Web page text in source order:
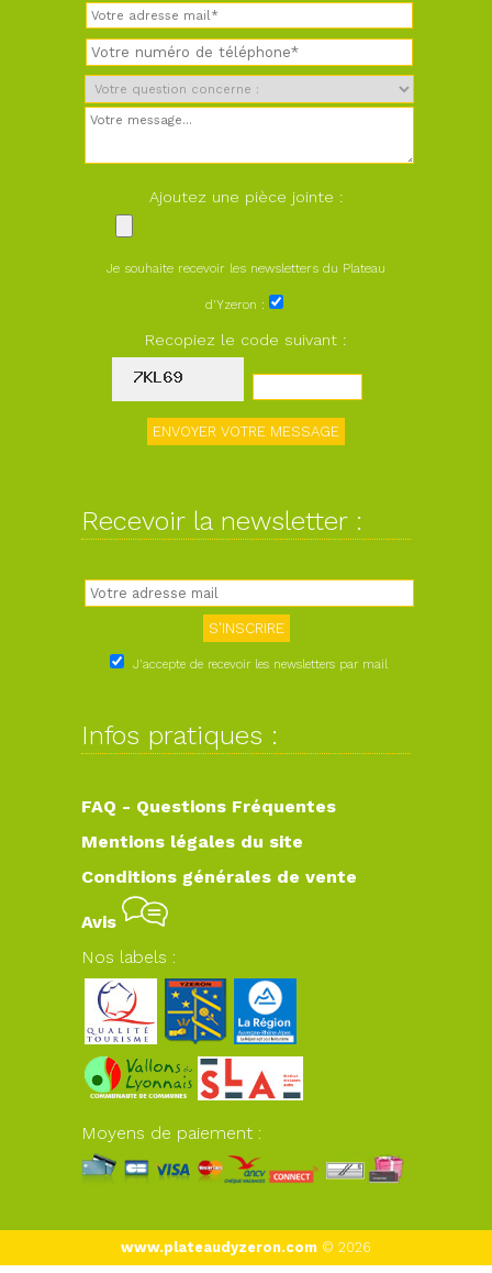
Ajoutez une pièce jointe :
Je souhaite recevoir les newsletters du Plateau
d'Yzeron :
Recopiez le code suivant :
Recevoir la newsletter :
J'accepte de recevoir les newsletters par mail
Infos pratiques :
FAQ - Questions Fréquentes
Mentions légales du site
Conditions générales de vente
Avis
Nos labels :
Moyens de paiement :
www.plateaudyzeron.com © 2026